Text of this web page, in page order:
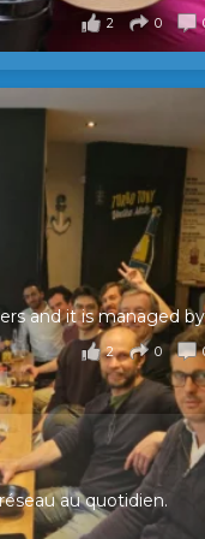
2 0
expériences et
2 0
!
des
and it is managed
au quotidien.